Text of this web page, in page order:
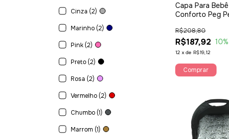
Cinza (2)
Marinho (2)
Pink (2)
Preto (2)
Rosa (2)
Vermelho (2)
Chumbo (1)
Marrom (1)
Capa Para Bebê
Conforto Peg
R$187,92
R$208,80
10
12 xde R$19,12
Comprar